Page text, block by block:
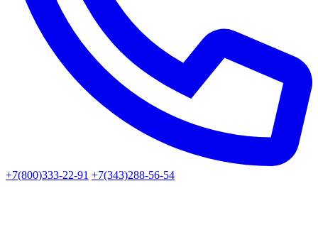
+7(800)333-22-91 +7(343)288-56-54